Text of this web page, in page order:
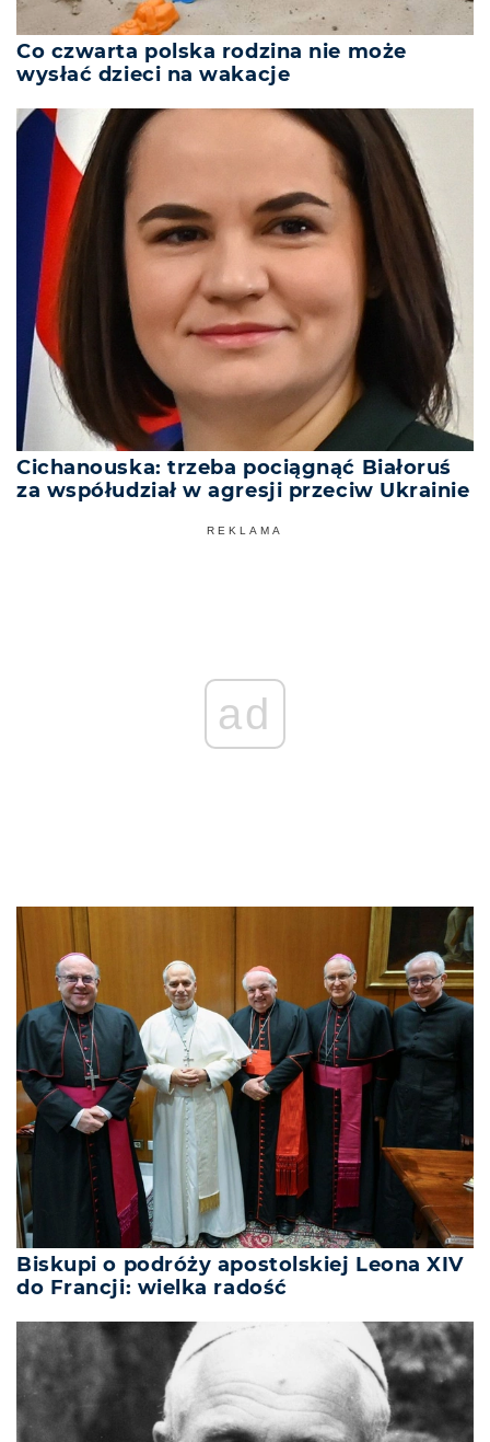
Co czwarta polska rodzina nie może
wysłać dzieci na wakacje
Cichanouska: trzeba pociągnąć Białoruś
za współudział w agresji przeciw Ukrainie
REKLAMA
ad
Biskupi o podróży apostolskiej Leona XIV
do Francji: wielka radość